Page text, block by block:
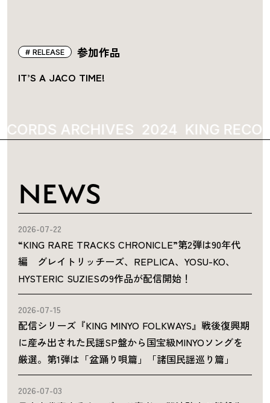
参加作品
RELEASE
IT’S A JACO TIME!
ARCHIVES 2024 KING
NEWS
2026-07-22
“KING RARE TRACKS CHRONICLE”第2弾は90年代
編 グレイトリッチーズ、REPLICA、YOSU-KO、
HYSTERIC SUZIESの9作品が配信開始！
2026-07-15
配信シリーズ『KING MINYO FOLKWAYS』戦後復興期
に産み出された民謡SP盤から国宝級MINYOソングを
厳選。第1弾は「盆踊り唄篇」「諸国民謡巡り篇」
2026-07-03